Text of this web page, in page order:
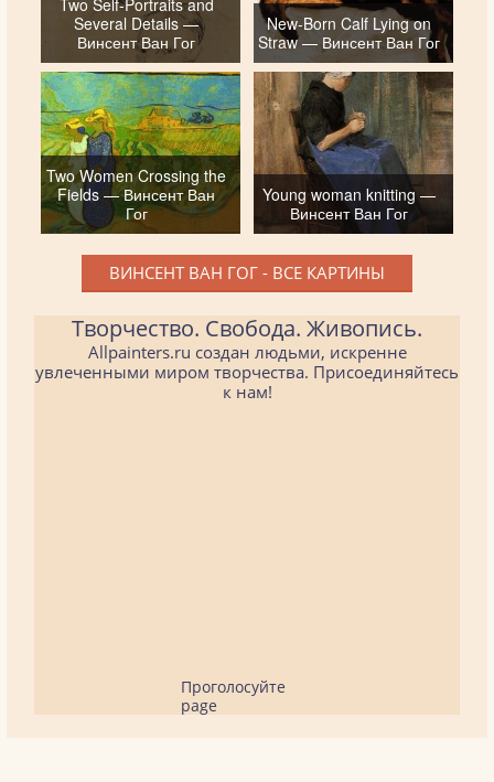
Two Self-Portraits and
Several Details —
Винсент Ван Гог
New-Born Calf Lying on
Straw — Винсент Ван Гог
Two Women Crossing the
Fields — Винсент Ван
Гог
Young woman knitting —
Винсент Ван Гог
ВИНСЕНТ ВАН ГОГ - ВСЕ КАРТИНЫ
Творчество. Свобода. Живопись.
Allpainters.ru создан людьми, искренне
увлеченными миром творчества. Присоединяйтесь
к нам!
Проголосуйте
page